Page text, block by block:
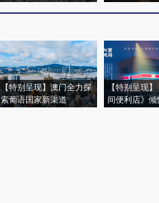
【特别呈现】澳门全力探
索葡语国家新渠道
【特别呈现
间便利店》倾